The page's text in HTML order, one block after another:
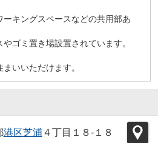
ーキングスペースなどの共用部あ
ゴミ置き場設置されています。
いいただけます。
港区芝浦 ４丁目１８-１８